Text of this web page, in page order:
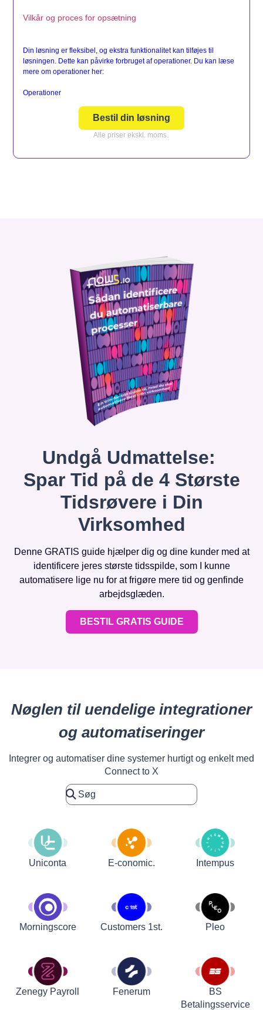
Vilkår og proces for opsætning
Din løsning er fleksibel, og ekstra funktionalitet kan tilføjes til
løsningen. Dette kan påvirke forbruget af operationer. Du kan læse
mere om operationer her:
Operationer
Bestil din løsning
Alle priser ekskl. moms.
Undgå Udmattelse:
Spar Tid på de 4 Største
Tidsrøvere i Din
Virksomhed
Denne GRATIS guide hjælper dig og dine kunder med at
identificere jeres største tidsspilde, som I kunne
automatisere lige nu for at frigøre mere tid og genfinde
arbejdsglæden.
BESTIL GRATIS GUIDE
Nøglen til uendelige integrationer
og automatiseringer
Integrer og automatiser dine systemer hurtigt og enkelt med
Connect to X
Uniconta E-conomic. Intempus
Morningscore Customers 1st. Pleo
Zenegy Payroll Fenerum
BS
Betalingsservice